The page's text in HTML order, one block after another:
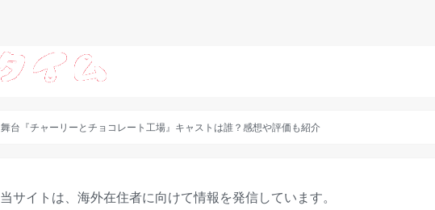
舞台『チャーリーとチョコレート工場』キャストは誰？感想や評価も紹介
当サイトは、海外在住者に向けて情報を発信しています。